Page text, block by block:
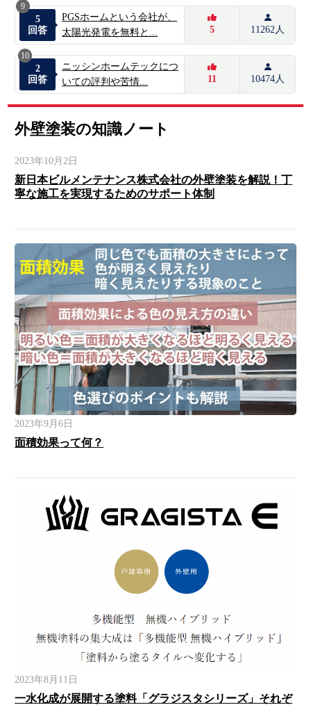
9
5
回答
PGSホームという会社が、
太陽光発電を無料と...
5 11262人
10
2
回答
ニッシンホームテックにつ
いての評判や苦情...
11 10474人
外壁塗装の知識ノート
2023年10月2日
新日本ビルメンテナンス株式会社の外壁塗装を解説！丁
寧な施工を実現するためのサポート体制
2023年9月6日
面積効果って何？
2023年8月11日
一水化成が展開する塗料「グラジスタシリーズ」それぞ